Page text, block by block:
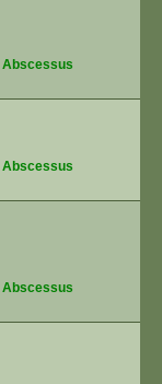
Abscessus
Abscessus
Abscessus